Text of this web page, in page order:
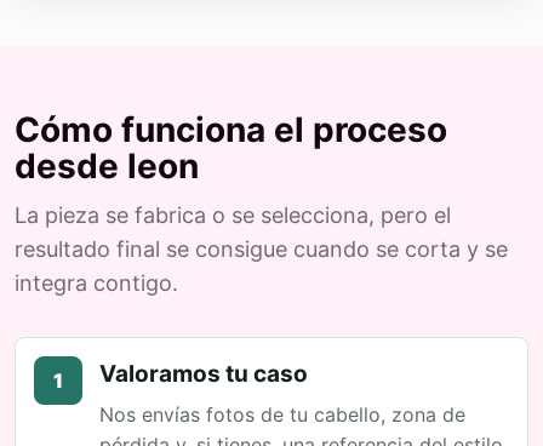
Cómo funciona el proceso
desde leon
La pieza se fabrica o se selecciona, pero el
resultado final se consigue cuando se corta y se
integra contigo.
1 Valoramos tu caso
Nos envías fotos de tu cabello, zona de